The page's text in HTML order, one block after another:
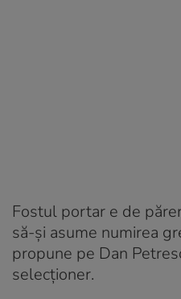
Fostul portar e de
să-și asume numirea
propune pe Dan
selecționer.